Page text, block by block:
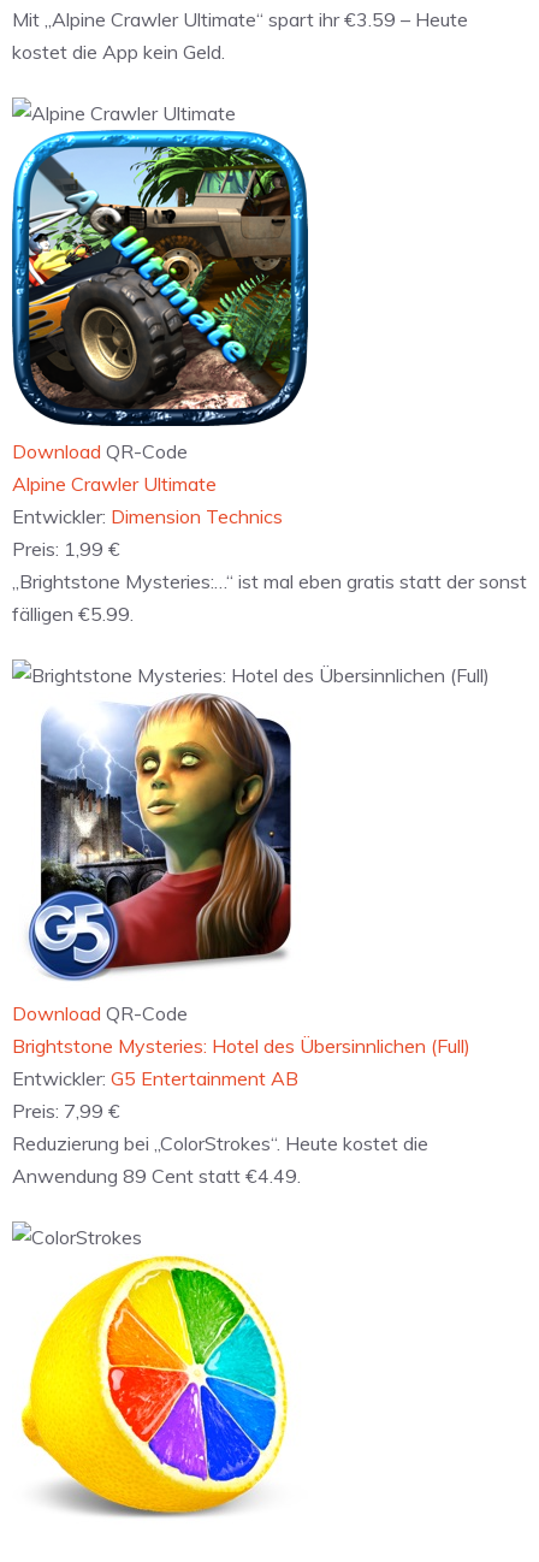
Mit „Alpine Crawler Ultimate“ spart ihr €3.59 – Heute
kostet die App kein Geld.
Download QR-Code
‎Alpine Crawler Ultimate
Entwickler: Dimension Technics
Preis: 1,99 €
„Brightstone Mysteries:…“ ist mal eben gratis statt der sonst
fälligen €5.99.
Download QR-Code
Brightstone Mysteries: Hotel des Übersinnlichen (Full)
Entwickler: G5 Entertainment AB
Preis: 7,99 €
Reduzierung bei „ColorStrokes“. Heute kostet die
Anwendung 89 Cent statt €4.49.